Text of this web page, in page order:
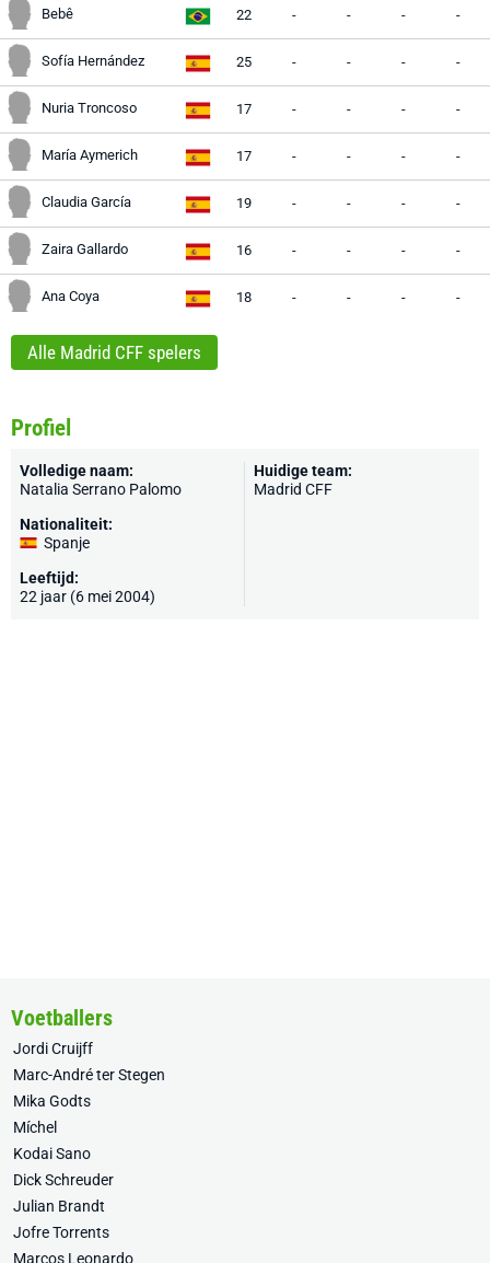
Bebê 22 - - - -
Sofía Hernández 25 - - - -
Nuria Troncoso 17 - - - -
María Aymerich 17 - - - -
Claudia García 19 - - - -
Zaira Gallardo 16 - - - -
Ana Coya 18 - - - -
Alle Madrid CFF spelers
Profiel
Volledige naam:
Natalia Serrano Palomo
Nationaliteit:
Spanje
Leeftijd:
22 jaar (6 mei 2004)
Huidige team:
Madrid CFF
Voetballers
Jordi Cruijff
Marc-André ter Stegen
Mika Godts
Míchel
Kodai Sano
Dick Schreuder
Julian Brandt
Jofre Torrents
Marcos Leonardo